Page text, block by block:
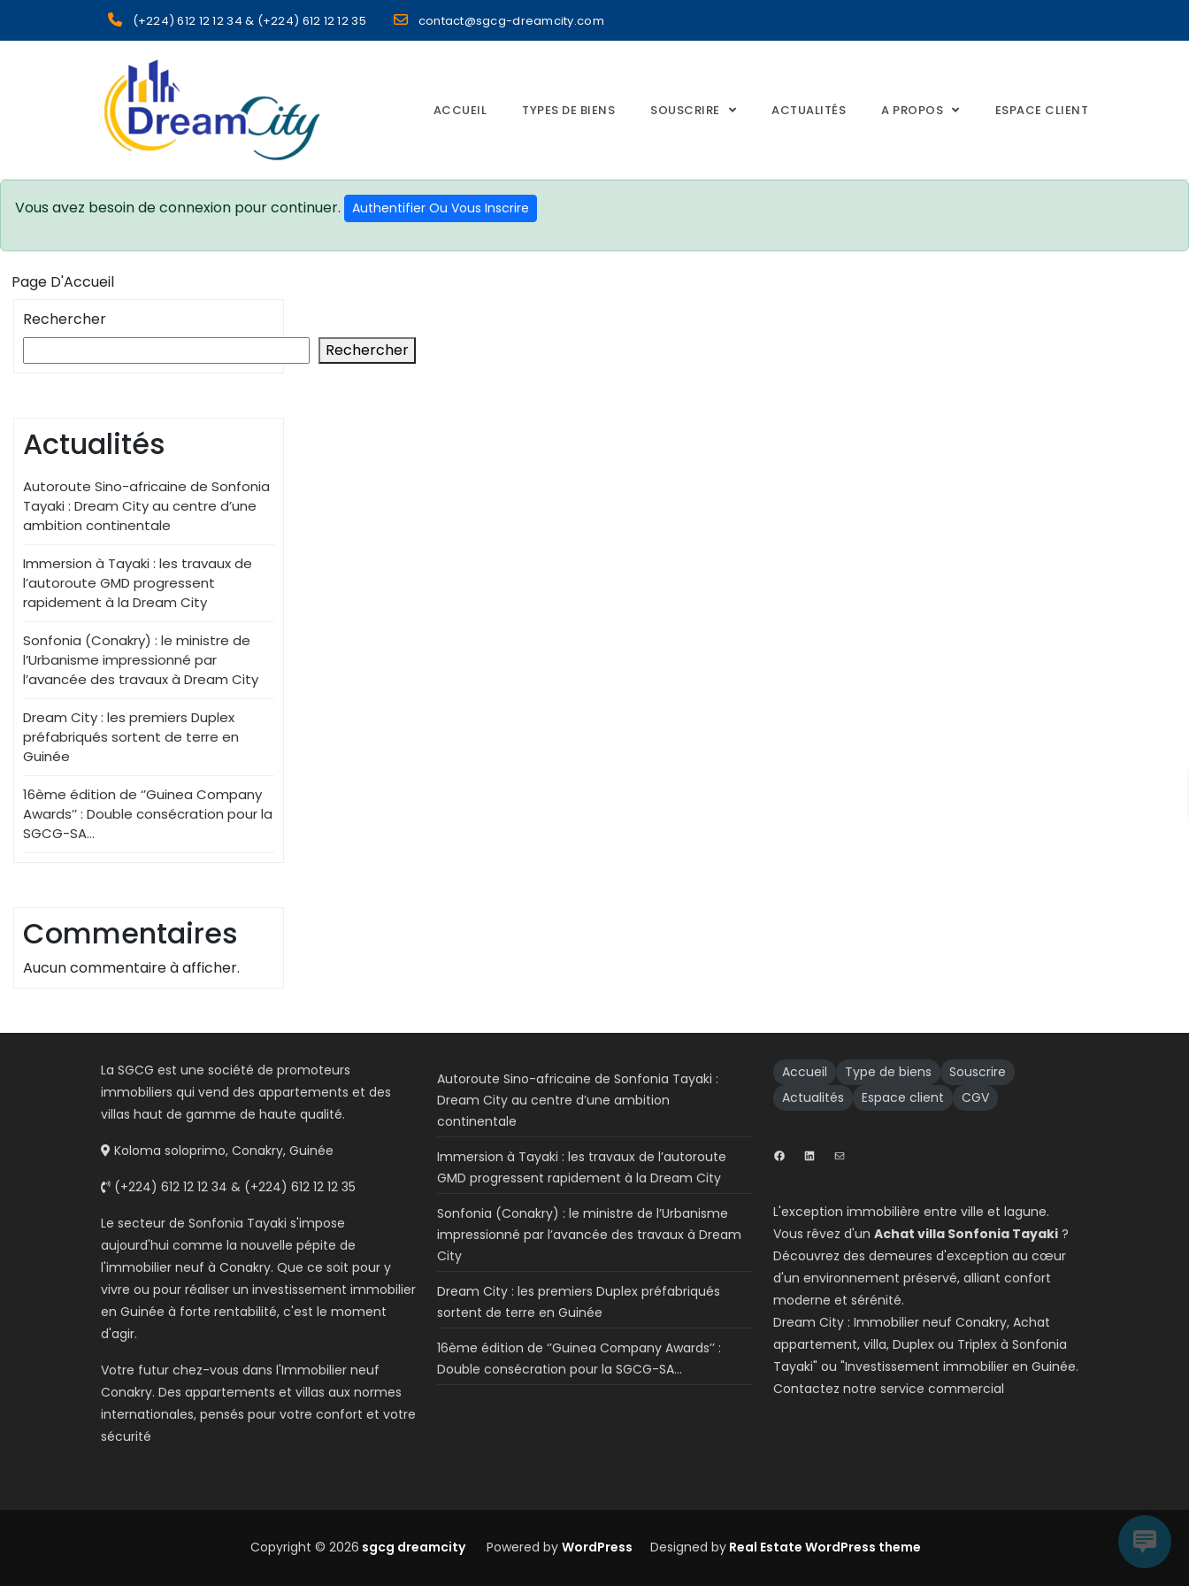
(+224) 612 12 12 34 & (+224) 612 12 12 35 contact@sgcg-dreamcity.com
sgcg dreamcity
ACCUEIL TYPES DE BIENS SOUSCRIRE ACTUALITÉS A PROPOS ESPACE CLIENT
Vous avez besoin de connexion pour continuer. Authentifier Ou Vous Inscrire
Page D'Accueil
Rechercher
Rechercher
Actualités
Autoroute Sino-africaine de Sonfonia
Tayaki : Dream City au centre d’une
ambition continentale
Immersion à Tayaki : les travaux de
l’autoroute GMD progressent
rapidement à la Dream City
Sonfonia (Conakry) : le ministre de
l’Urbanisme impressionné par
l’avancée des travaux à Dream City
Dream City : les premiers Duplex
préfabriqués sortent de terre en
Guinée
16ème édition de ‘’Guinea Company
Awards’’ : Double consécration pour la
SGCG-SA…
Commentaires
Aucun commentaire à afficher.
La SGCG est une société de promoteurs
immobiliers qui vend des appartements et des
villas haut de gamme de haute qualité.
Koloma soloprimo, Conakry, Guinée
(+224) 612 12 12 34 & (+224) 612 12 12 35
Le secteur de Sonfonia Tayaki s'impose
aujourd'hui comme la nouvelle pépite de
l'immobilier neuf à Conakry. Que ce soit pour y
vivre ou pour réaliser un investissement immobilier
en Guinée à forte rentabilité, c'est le moment
d'agir.
Votre futur chez-vous dans l'Immobilier neuf
Conakry. Des appartements et villas aux normes
internationales, pensés pour votre confort et votre
sécurité
Autoroute Sino-africaine de Sonfonia Tayaki :
Dream City au centre d’une ambition
continentale
Immersion à Tayaki : les travaux de l’autoroute
GMD progressent rapidement à la Dream City
Sonfonia (Conakry) : le ministre de l’Urbanisme
impressionné par l’avancée des travaux à Dream
City
Dream City : les premiers Duplex préfabriqués
sortent de terre en Guinée
16ème édition de ‘’Guinea Company Awards’’ :
Double consécration pour la SGCG-SA…
Accueil Type de biens
Souscrire
Actualités
Espace client CGV
L'exception immobilière entre ville et lagune.
Vous rêvez d'un Achat villa Sonfonia Tayaki ?
Découvrez des demeures d'exception au cœur
d'un environnement préservé, alliant confort
moderne et sérénité.
Dream City : Immobilier neuf Conakry, Achat
appartement, villa, Duplex ou Triplex à Sonfonia
Tayaki" ou "Investissement immobilier en Guinée.
Contactez notre service commercial
Copyright © 2026 sgcg dreamcity Powered by WordPress Designed by Real Estate WordPress theme